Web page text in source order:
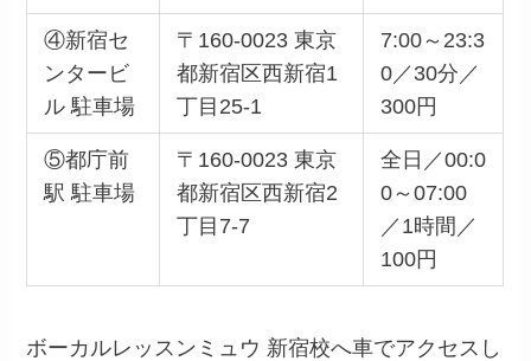
④新宿セ
ンタービ
ル 駐車場
〒160-0023 東京
都新宿区西新宿1
丁目25-1
7:00～23:3
0／30分／
300円
⑤都庁前
駅 駐車場
〒160-0023 東京
都新宿区西新宿2
丁目7-7
全日／00:0
0～07:00
／1時間／
100円
ボーカルレッスンミュウ 新宿校へ車でアクセスし